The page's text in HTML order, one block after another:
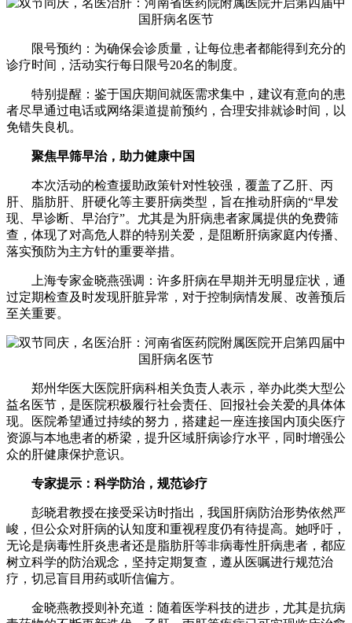
限号预约：为确保会诊质量，让每位患者都能得到充分的
诊疗时间，活动实行每日限号20名的制度。
特别提醒：鉴于国庆期间就医需求集中，建议有意向的患
者尽早通过电话或网络渠道提前预约，合理安排就诊时间，以
免错失良机。
聚焦早筛早治，助力健康中国
本次活动的检查援助政策针对性较强，覆盖了乙肝、丙
肝、脂肪肝、肝硬化等主要肝病类型，旨在推动肝病的“早发
现、早诊断、早治疗”。尤其是为肝病患者家属提供的免费筛
查，体现了对高危人群的特别关爱，是阻断肝病家庭内传播、
落实预防为主方针的重要举措。
上海专家金晓燕强调：许多肝病在早期并无明显症状，通
过定期检查及时发现肝脏异常，对于控制病情发展、改善预后
至关重要。
郑州华医大医院肝病科相关负责人表示，举办此类大型公
益名医节，是医院积极履行社会责任、回报社会关爱的具体体
现。医院希望通过持续的努力，搭建起一座连接国内顶尖医疗
资源与本地患者的桥梁，提升区域肝病诊疗水平，同时增强公
众的肝健康保护意识。
专家提示：科学防治，规范诊疗
彭晓君教授在接受采访时指出，我国肝病防治形势依然严
峻，但公众对肝病的认知度和重视程度仍有待提高。她呼吁，
无论是病毒性肝炎患者还是脂肪肝等非病毒性肝病患者，都应
树立科学的防治观念，坚持定期复查，遵从医嘱进行规范治
疗，切忌盲目用药或听信偏方。
金晓燕教授则补充道：随着医学科技的进步，尤其是抗病